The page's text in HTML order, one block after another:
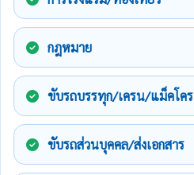
กฎหมาย
ขับรถบรรทุก/เครน/แม็คโคร
ขับรถส่วนบุคคล/ส่งเอกสาร